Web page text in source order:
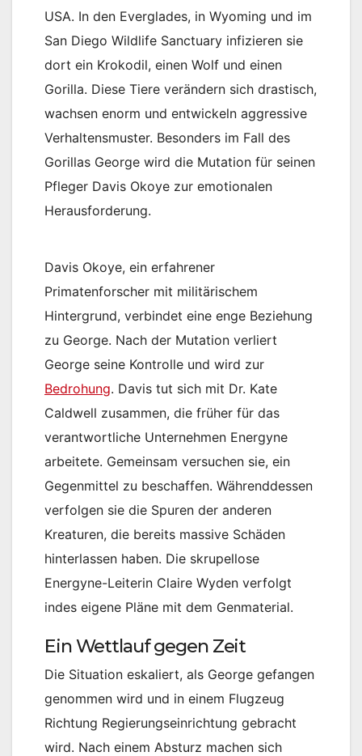
USA. In den Everglades, in Wyoming und im
San Diego Wildlife Sanctuary infizieren sie
dort ein Krokodil, einen Wolf und einen
Gorilla. Diese Tiere verändern sich drastisch,
wachsen enorm und entwickeln aggressive
Verhaltensmuster. Besonders im Fall des
Gorillas George wird die Mutation für seinen
Pfleger Davis Okoye zur emotionalen
Herausforderung.
Davis Okoye, ein erfahrener
Primatenforscher mit militärischem
Hintergrund, verbindet eine enge Beziehung
zu George. Nach der Mutation verliert
George seine Kontrolle und wird zur
Bedrohung. Davis tut sich mit Dr. Kate
Caldwell zusammen, die früher für das
verantwortliche Unternehmen Energyne
arbeitete. Gemeinsam versuchen sie, ein
Gegenmittel zu beschaffen. Währenddessen
verfolgen sie die Spuren der anderen
Kreaturen, die bereits massive Schäden
hinterlassen haben. Die skrupellose
Energyne-Leiterin Claire Wyden verfolgt
indes eigene Pläne mit dem Genmaterial.
Ein Wettlauf gegen Zeit
Die Situation eskaliert, als George gefangen
genommen wird und in einem Flugzeug
Richtung Regierungseinrichtung gebracht
wird. Nach einem Absturz machen sich